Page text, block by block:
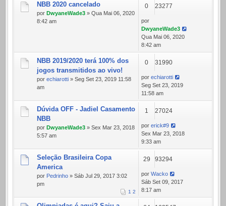
NBB 2020 cancelado
por DwyaneWade3 » Qua Mai 06, 2020
8:42 am
0 23277
por
DwyaneWade3
Qua Mai 06, 2020
8:42 am
NBB 2019/2020 terá 100% dos
jogos transmitidos ao vivo!
por echiarotti » Seg Set 23, 2019 11:58
am
0 31990
por echiarotti
Seg Set 23, 2019
11:58 am
Dúvida OFF - Jadiel Casamento
NBB
por DwyaneWade3 » Sex Mar 23, 2018
5:57 am
1 27024
por erick#9
Sex Mar 23, 2018
9:33 am
Seleção Brasileira Copa
America
por Pedrinho » Sáb Jul 29, 2017 3:02
pm
1 2
29 93294
por Wacko
Sáb Set 09, 2017
8:17 am